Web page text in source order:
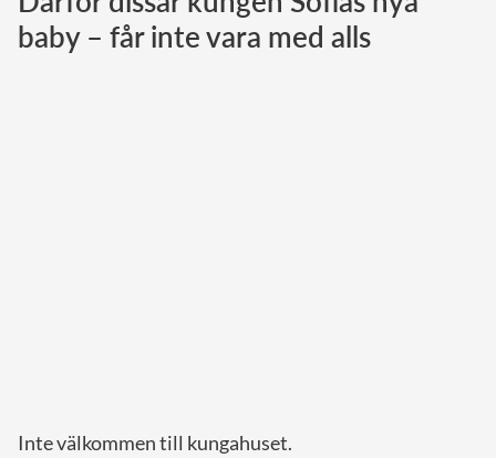
Norska kungahuset
baby – får inte vara med alls
Inte välkommen till kungahuset.